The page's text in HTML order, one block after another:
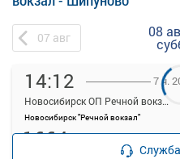
07 авг 08
14:12
Новосибирск ОП Речной вокзал
Новосибирск "Речной вокзал"
7 ч.
1664